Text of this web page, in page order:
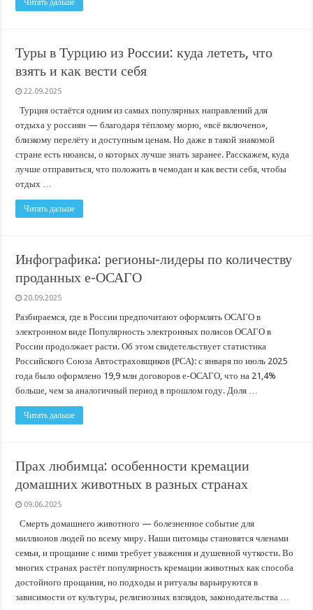
Читать дальше
Туры в Турцию из России: куда лететь, что
взять и как вести себя
22.09.2025
Турция остаётся одним из самых популярных направлений для
отдыха у россиян — благодаря тёплому морю, «всё включено»,
близкому перелёту и доступным ценам. Но даже в такой знакомой
стране есть нюансы, о которых лучше знать заранее. Расскажем, куда
лучше отправиться, что положить в чемодан и как вести себя, чтобы
отдых …
Читать дальше
Инфографика: регионы-лидеры по количеству
проданных е-ОСАГО
20.09.2025
Разбираемся, где в России предпочитают оформлять ОСАГО в
электронном виде Популярность электронных полисов ОСАГО в
России продолжает расти. Об этом свидетельствует статистика
Российского Союза Автостраховщиков (РСА): с января по июль 2025
года было оформлено 19,9 млн договоров е-ОСАГО, что на 21,4%
больше, чем за аналогичный период в прошлом году. Доля …
Читать дальше
Прах любимца: особенности кремации
домашних животных в разных странах
09.06.2025
Смерть домашнего животного — болезненное событие для
миллионов людей по всему миру. Наши питомцы становятся членами
семьи, и прощание с ними требует уважения и душевной чуткости. Во
многих странах растёт популярность кремации животных как способа
достойного прощания, но подходы и ритуалы варьируются в
зависимости от культуры, религиозных взглядов, законодательства …